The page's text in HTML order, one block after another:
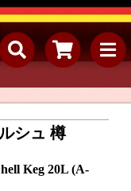
シュ 樽
Keg 20L (A-